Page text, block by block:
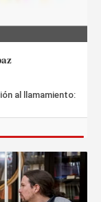
al llamamiento: